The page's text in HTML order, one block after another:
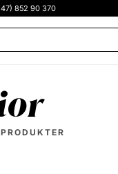
852 90 370
PRODUKTER